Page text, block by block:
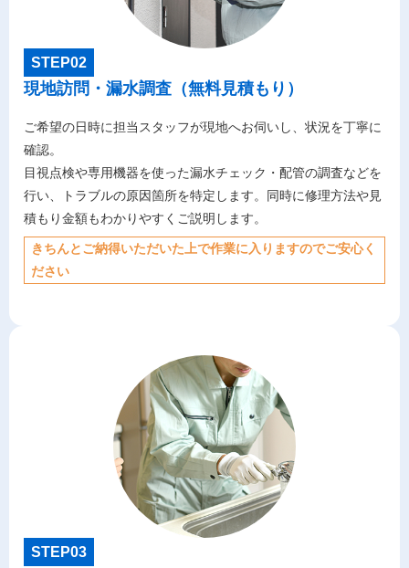
STEP02
現地訪問・漏水調査（無料見積もり）
ご希望の日時に担当スタッフが現地へお伺いし、状況を丁寧に
確認。
目視点検や専用機器を使った漏水チェック・配管の調査などを
行い、トラブルの原因箇所を特定します。同時に修理方法や見
積もり金額もわかりやすくご説明します。
きちんとご納得いただいた上で作業に入りますのでご安心く
ださい
STEP03